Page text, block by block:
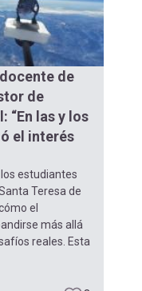
de
de
“En las y los
el interés
los estudiantes
Teresa de
el
más allá
reales. Esta